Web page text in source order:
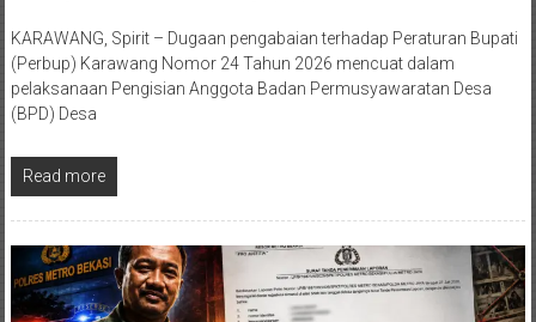
KARAWANG, Spirit – Dugaan pengabaian terhadap Peraturan Bupati
(Perbup) Karawang Nomor 24 Tahun 2026 mencuat dalam
pelaksanaan Pengisian Anggota Badan Permusyawaratan Desa
(BPD) Desa
Read more